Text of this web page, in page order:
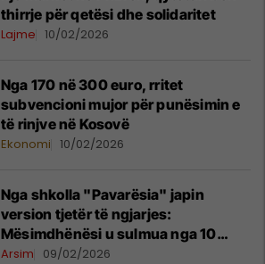
thirrje për qetësi dhe solidaritet
Lajme 10/02/2026
Nga 170 në 300 euro, rritet
subvencioni mujor për punësimin e
të rinjve në Kosovë
Ekonomi 10/02/2026
Nga shkolla "Pavarësia" japin
version tjetër të ngjarjes:
Mësimdhënësi u sulmua nga 10
nxënës, reagoi në vetëmbrojtje
Arsim 09/02/2026